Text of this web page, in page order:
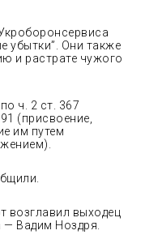
убытки”. Они также
и растрате чужого
ч. 2 ст. 367
(присвоение,
им путем
возглавил выходец
Вадим Ноздря.